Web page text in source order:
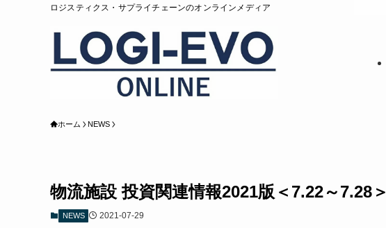
ロジスティクス・サプライチェーンのオンラインメディア
ホーム NEWS
物流施設 投資関連情報2021版＜7.22～7.28＞
NEWS 2021-07-29